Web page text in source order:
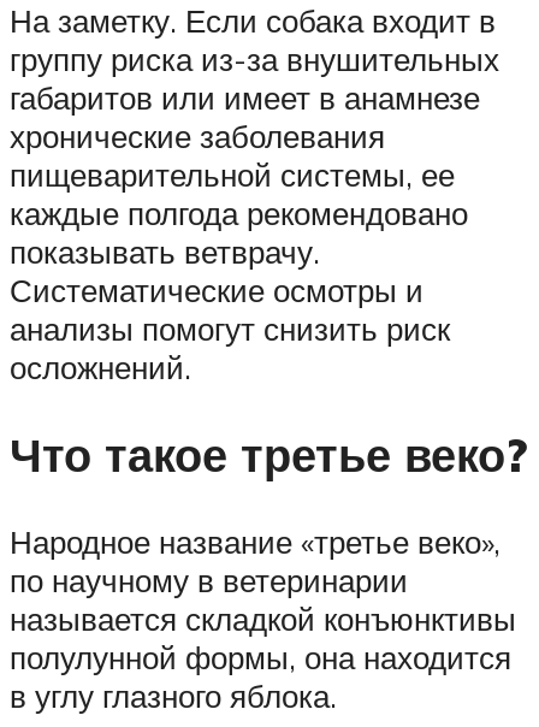
На заметку. Если собака входит в
группу риска из-за внушительных
габаритов или имеет в анамнезе
хронические заболевания
пищеварительной системы, ее
каждые полгода рекомендовано
показывать ветврачу.
Систематические осмотры и
анализы помогут снизить риск
осложнений.
Что такое третье веко?
Народное название «третье веко»,
по научному в ветеринарии
называется складкой конъюнктивы
полулунной формы, она находится
в углу глазного яблока.